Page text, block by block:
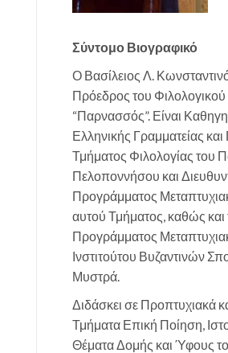
Σύντομο Βιογραφικό
Ο Βασίλειος Λ.
Πρόεδρος του
“Παρνασσός”. Είναι
Ελληνικής Γραμματείας
Τμήματος Φιλολογίας του
Πελοποννήσου και
Προγράμματος
αυτού Τμήματος, καθώς και
Προγράμματος
Ινστιτούτου Βυζαντινών
Μυστρά.
Διδάσκει σε Προπτυχιακά
Τμήματα Επική Ποίηση,
Θέματα Δομής και Ύφους